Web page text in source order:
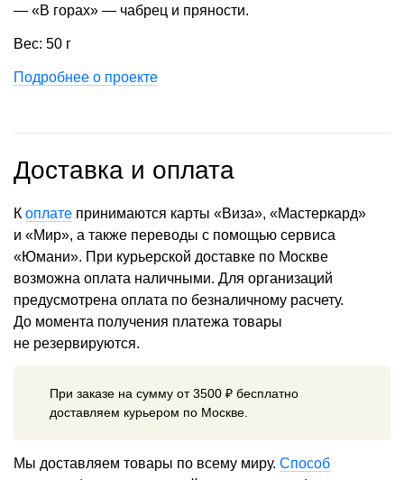
— «В горах» — чабрец и пряности.
Вес: 50 г
Подробнее о проекте
Доставка и оплата
К оплате принимаются карты «Виза», «Мастеркард»
и «Мир», а также переводы с помощью сервиса
«Юмани». При курьерской доставке по Москве
возможна оплата наличными. Для организаций
предусмотрена оплата по безналичному расчету.
До момента получения платежа товары
не резервируются.
При заказе на сумму от 3500 ₽ бесплатно
доставляем курьером по Москве.
Мы доставляем товары по всему миру. Способ